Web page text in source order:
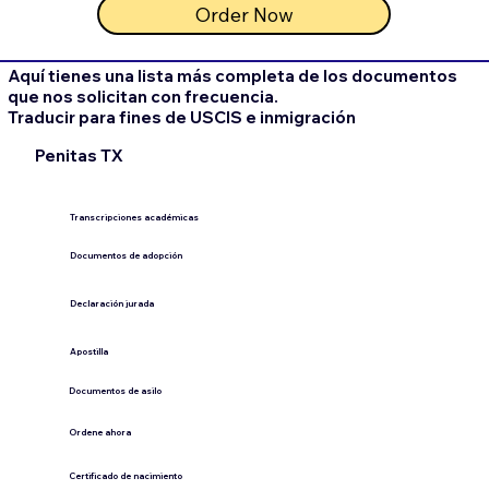
Transcripciones académicas
Documentos de adopción
Declaración jurada
​Apostilla
Documentos de asilo
Ordene ahora
Certificado de nacimiento
Order Now
Aquí tienes una lista más completa de los documentos
que nos solicitan con frecuencia.
Traducir para fines de USCIS e inmigración
Penitas TX